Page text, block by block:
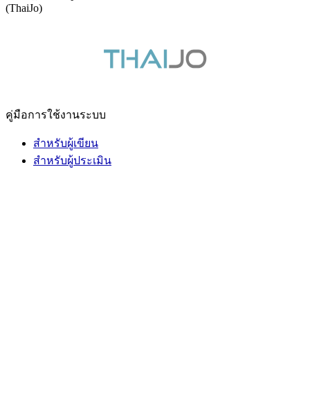
(ThaiJo)
คู่มือการใช้งานระบบ
สำหรับผู้เขียน
สำหรับผู้ประเมิน